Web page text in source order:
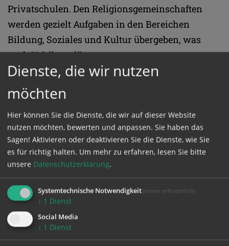
Privatschulen. Den Religionsgemeinschaften
werden gezielt Aufgaben in den Bereichen
Bildung, Soziales und Kultur übergeben, was
auch Kritik auslöst.
Laut jüngster Volkszählung 2022 zählt Ungarn
rund 9,6 Millionen Einwohner. Rund zwei Drittel
von ihnen sind katholisch getauft, und bei einer
Eurobarometer-Umfrage 2019 bezeichneten sich
rund 60 Prozent als katholisch. Auch das
vatikanische Jahrbuch verzeichnet für das Land
mehr als 6 Millionen Katholiken. Aktuelle
Religionsdaten aus dem Zensus 2022 liegen noch
nicht vor. Zur Volkszählung 2011 aber
identifizierten sich nur 39 Prozent der Ungarn als
Katholiken, dahinter folgten 11,6 Prozent
Dienste, die wir nutzen
möchten
Hier können Sie die Dienste, die wir auf dieser Website
nutzen möchten, bewerten und anpassen. Sie haben das
Sagen! Aktivieren oder deaktivieren Sie die Dienste, wie Sie
es für richtig halten. Um mehr zu erfahren, lesen Sie bitte
unsere Datenschutzerklärung.
Systemtechnische Notwendigkeit (immer erforderlich)
↓ 1 Dienst
Social Media
↓ 1 Dienst